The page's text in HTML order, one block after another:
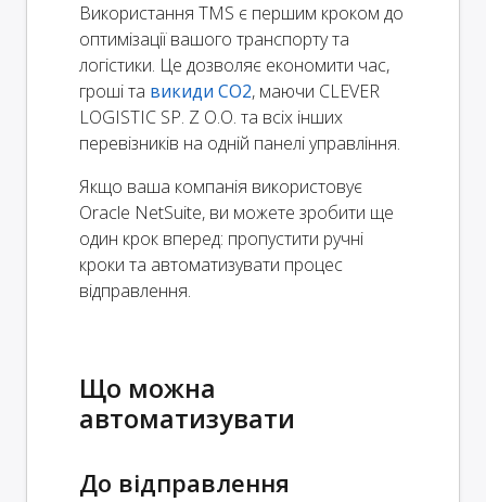
Використання TMS є першим кроком до
оптимізації вашого транспорту та
логістики. Це дозволяє економити час,
гроші та викиди CO2, маючи CLEVER
LOGISTIC SP. Z O.O. та всіх інших
перевізників на одній панелі управління.
Якщо ваша компанія використовує
Oracle NetSuite, ви можете зробити ще
один крок вперед: пропустити ручні
кроки та автоматизувати процес
відправлення.
Що можна
автоматизувати
До відправлення